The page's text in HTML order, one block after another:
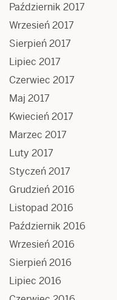
Październik 2017
Wrzesień 2017
Sierpień 2017
Lipiec 2017
Czerwiec 2017
Maj 2017
Kwiecień 2017
Marzec 2017
Luty 2017
Styczeń 2017
Grudzień 2016
Listopad 2016
Październik 2016
Wrzesień 2016
Sierpień 2016
Lipiec 2016